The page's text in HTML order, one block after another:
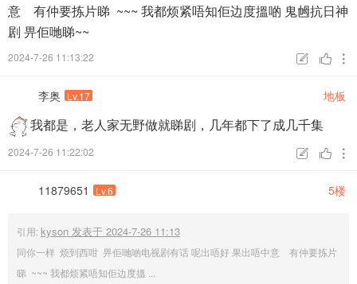
意 有仲要拣片睇 ~~~ 我都烦紧唔知佢边度搵啲 鬼乸抗日神
剧 畀佢哋睇~~
2024-7-26 11:13:22  

李奥 Lv.17 地板
我都是，老人家无野做就睇剧，几年都下了成几千集
2024-7-26 11:22:02  

11879651 Lv.6 5楼
引用: kyson 发表于 2024-7-26 11:13
同你一样 烦到西咁 畀佢哋啲电视剧有话 呢出唔好 果出唔中意 有仲要拣片
睇 ~~~ 我都烦紧唔知佢边度搵 ...